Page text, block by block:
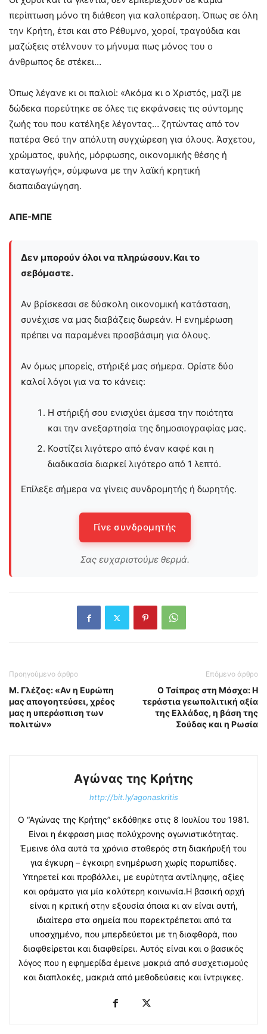
περίπτωση μόνο τη διάθεση για καλοπέραση. Όπως σε όλη
την Κρήτη, έτσι και στο Ρέθυμνο, χοροί, τραγούδια και
μαζώξεις στέλνουν το μήνυμα πως μόνος του ο
άνθρωπος δε στέκει…
Όπως λέγανε κι οι παλιοί: «Ακόμα κι ο Χριστός, μαζί με
δώδεκα πορεύτηκε σε όλες τις εκφάνσεις τις σύντομης
ζωής του που κατέληξε λέγοντας… ζητώντας από τον
πατέρα Θεό την απόλυτη συγχώρεση για όλους. Άσχετου,
χρώματος, φυλής, μόρφωσης, οικονομικής θέσης ή
καταγωγής», σύμφωνα με την λαϊκή κρητική
διαπαιδαγώγηση.
ΑΠΕ-ΜΠΕ
Δεν μπορούν όλοι να πληρώσουν. Και το
σεβόμαστε.
Αν βρίσκεσαι σε δύσκολη οικονομική κατάσταση,
συνέχισε να μας διαβάζεις δωρεάν. Η ενημέρωση
πρέπει να παραμένει προσβάσιμη για όλους.
Αν όμως μπορείς, στήριξέ μας σήμερα. Ορίστε δύο
καλοί λόγοι για να το κάνεις:
Η στήριξή σου ενισχύει άμεσα την ποιότητα
και την ανεξαρτησία της δημοσιογραφίας μας.
Κοστίζει λιγότερο από έναν καφέ και η
διαδικασία διαρκεί λιγότερο από 1 λεπτό.
Επίλεξε σήμερα να γίνεις συνδρομητής ή δωρητής.
Γίνε συνδρομητής
Σας ευχαριστούμε θερμά.
Προηγούμενο άρθρο
Μ. Γλέζος: «Αν η Ευρώπη
μας απογοητεύσει, χρέος
μας η υπεράσπιση των
πολιτών»
Επόμενο άρθρο
Ο Τσίπρας στη Μόσχα: Η
τεράστια γεωπολιτική αξία
της Ελλάδας, η βάση της
Σούδας και η Ρωσία
Αγώνας της Κρήτης
http://bit.ly/agonaskritis
Ο “Αγώνας της Κρήτης” εκδόθηκε στις 8 Ιουλίου του 1981.
Είναι η έκφραση μιας πολύχρονης αγωνιστικότητας.
Έμεινε όλα αυτά τα χρόνια σταθερός στη διακήρυξή του
για έγκυρη – έγκαιρη ενημέρωση χωρίς παρωπίδες.
Υπηρετεί και προβάλλει, με ευρύτητα αντίληψης, αξίες
και οράματα για μία καλύτερη κοινωνία.Η βασική αρχή
είναι η κριτική στην εξουσία όποια κι αν είναι αυτή,
ιδιαίτερα στα σημεία που παρεκτρέπεται από τα
υποσχημένα, που μπερδεύεται με τη διαφθορά, που
διαφθείρεται και διαφθείρει. Αυτός είναι και ο βασικός
λόγος που η εφημερίδα έμεινε μακριά από συσχετισμούς
και διαπλοκές, μακριά από μεθοδεύσεις και ίντριγκες.